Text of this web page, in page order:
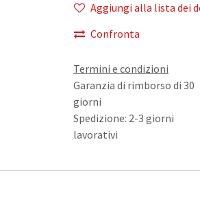
Aggiungi alla lista dei
Confronta
Termini e condizioni
Garanzia di rimborso di 30
giorni
Spedizione: 2-3 giorni
lavorativi